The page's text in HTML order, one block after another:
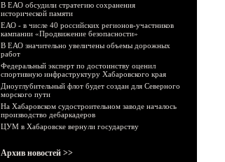
В ЕАО обсудили стратегию сохранения
исторической памяти
ЕАО - в числе 40 российских регионов-участников
кампании «Продвижение безопасности»
В ЕАО значительно увеличены объемы дорожных
работ
Федеральный эксперт по достоинству оценил
спортивную инфраструктуру Хабаровского края
Дноуглубительный флот будет создан для Северного
морского пути
На Хабаровском судостроительном заводе началось
производство дебаркадеров
ЦУМ в Хабаровске вернули государству
Архив новостей >>